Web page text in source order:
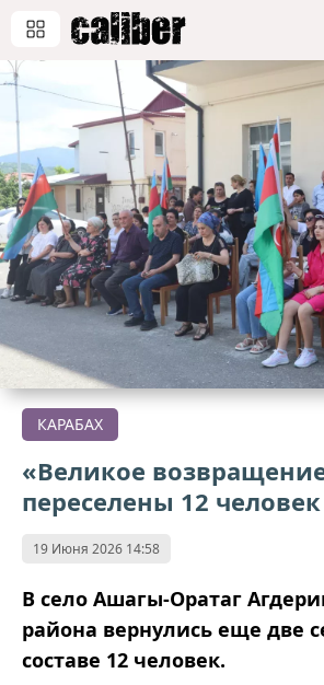
КАРАБАХ
«Великое
переселены 12 человек
19 Июня 2026 14:58
В село Ашагы-Оратаг
района вернулись еще две
составе 12 человек.